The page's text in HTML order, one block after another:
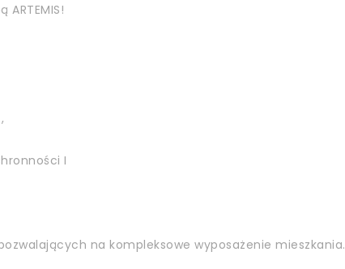
I
na kompleksowe wyposażenie mieszkania.